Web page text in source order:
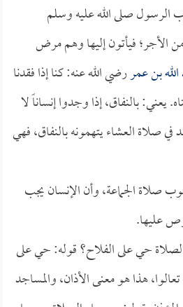
الرسول صلى الله عليه وسلم
الأجر؛ فيأتون إليها وهم مرض
بن عمررضي الله عنه: كنا إذا فقدنا
يعني: بالنفاق، إذا وجدوا إنساناً لا
في صلاة العشاء يتهمونه بالنفاق، فهي
صلاة الجماعة، وأن الإنسان يجب
عليها.
حي على الفلاح؟ قوله: حي على
هذا هو معنى الأذان، والمساجد